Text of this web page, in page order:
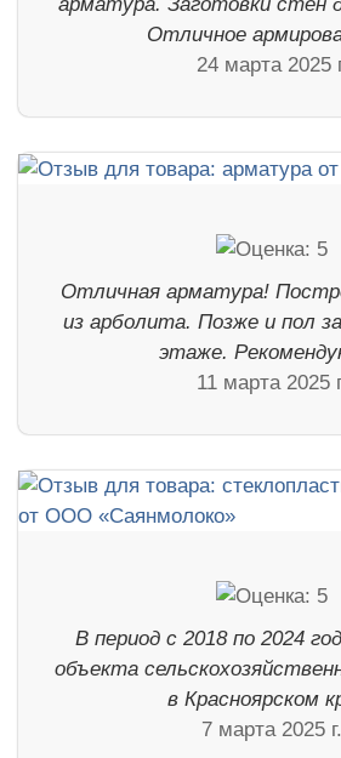
Отличное
24 марта 2025
Отличная арматура!
из арболита. Позже и пол
этаже.
11 марта 2025
В период с 2018 по 2024
объекта
в Красноярском
7 марта 2025 г.